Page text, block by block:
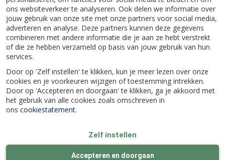
ons websiteverkeer te analyseren. Ook delen we informatie over
jouw gebruik van onze site met onze partners voor social media,
adverteren en analyse. Deze partners kunnen deze gegevens
combineren met andere informatie die je aan ze hebt verstrekt
of die ze hebben verzameld op basis van jouw gebruik van hun
services.
Door op 'Zelf instellen' te klikken, kun je meer lezen over onze
cookies en je voorkeuren wijzigen of toestemming intrekken.
Door op 'Accepteren en doorgaan' te klikken, ga je akkoord met
het gebruik van alle cookies zoals omschreven in
ons cookiestatement.
Zelf instellen
Accepteren en doorgaan
past.
Specificaties
EAN code 8717336229631
Zwart